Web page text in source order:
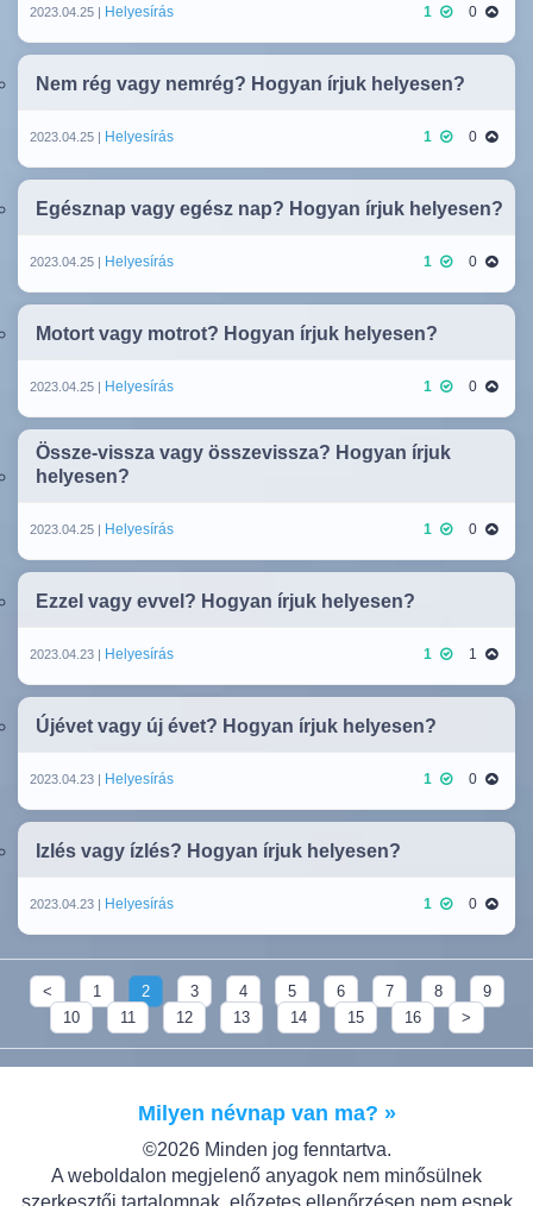
2023.04.25 | Helyesírás 1 0
Nem rég vagy nemrég? Hogyan írjuk helyesen?
2023.04.25 | Helyesírás 1 0
Egésznap vagy egész nap? Hogyan írjuk helyesen?
2023.04.25 | Helyesírás 1 0
Motort vagy motrot? Hogyan írjuk helyesen?
2023.04.25 | Helyesírás 1 0
Össze-vissza vagy összevissza? Hogyan írjuk
helyesen?
2023.04.25 | Helyesírás 1 0
Ezzel vagy evvel? Hogyan írjuk helyesen?
2023.04.23 | Helyesírás 1 1
Újévet vagy új évet? Hogyan írjuk helyesen?
2023.04.23 | Helyesírás 1 0
Izlés vagy ízlés? Hogyan írjuk helyesen?
2023.04.23 | Helyesírás 1 0
< 1 2 3 4 5 6 7 8
9
10
11 12 13 14 15 16 >
Milyen névnap van ma? »
©2026 Minden jog fenntartva.
A weboldalon megjelenő anyagok nem minősülnek
szerkesztői tartalomnak, előzetes ellenőrzésen nem esnek